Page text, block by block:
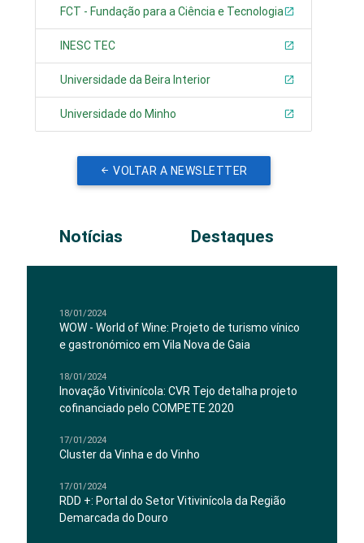
FCT - Fundação para a Ciência e Tecnologia
INESC TEC
Universidade da Beira Interior
Universidade do Minho
VOLTAR A NEWSLETTER
Notícias Destaques
18/01/2024
WOW - World of Wine: Projeto de turismo vínico
e gastronómico em Vila Nova de Gaia
18/01/2024
Inovação Vitivinícola: CVR Tejo detalha projeto
cofinanciado pelo COMPETE 2020
17/01/2024
Cluster da Vinha e do Vinho
17/01/2024
RDD +: Portal do Setor Vitivinícola da Região
Demarcada do Douro